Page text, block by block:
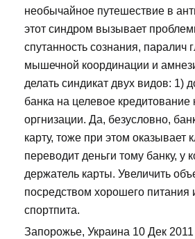
необычайное путешествие в
этот синдром вызывает
спутанность сознания, паралич
мышечной координации и
делать синдикат двух видов: 1)
банка на целевое кредитование
оргнизации. Да, безусловно,
карту, тоже при этом оказывает
переводит деньги тому банку, у
держатель карты. Увеличить
посредством хорошего питания
спортпита.
Запорожье, Украина 10 Дек